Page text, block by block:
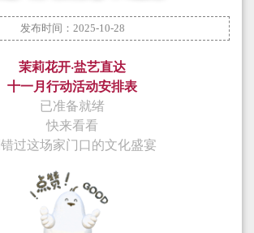
发布时间：2025-10-28
茉莉花开·盐艺直达
十一月行动活动安排表
已准备就绪
快来看看
过这场家门口的文化盛宴